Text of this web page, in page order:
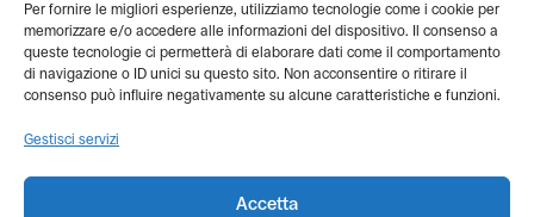
Per fornire le migliori esperienze, utilizziamo tecnologie come i cookie per
memorizzare e/o accedere alle informazioni del dispositivo. Il consenso a
queste tecnologie ci permetterà di elaborare dati come il comportamento
di navigazione o ID unici su questo sito. Non acconsentire o ritirare il
consenso può influire negativamente su alcune caratteristiche e funzioni.
Gestisci servizi
Accetta
Dona il 5 per mille
Newsletter